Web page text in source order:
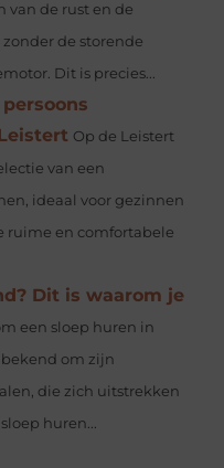
van de rust en de
de storende
Dit is precies...
Op de Leistert
van een
ideaal voor gezinnen
ruime en comfortabele
Dit is waarom je
een sloep huren in
bekend om zijn
die zich uitstrekken
huren...